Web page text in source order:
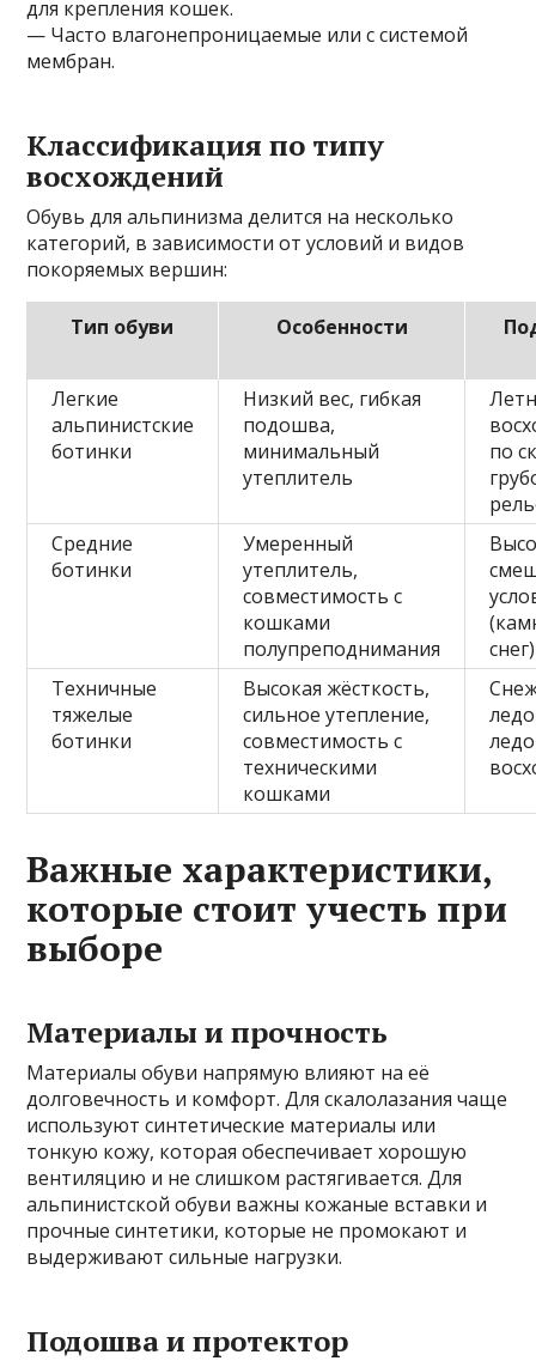
для крепления кошек.
— Часто влагонепроницаемые или с системой
мембран.
Классификация по типу
восхождений
Обувь для альпинизма делится на несколько
категорий, в зависимости от условий и видов
покоряемых вершин:
Тип обуви Особенности
Легкие
альпинистские
ботинки
Низкий вес, гибкая
подошва,
минимальный
утеплитель
по
Средние
ботинки
Умеренный
утеплитель,
совместимость с
кошками
полупреподнимания
снег)
Техничные
тяжелые
ботинки
Высокая жёсткость,
сильное утепление,
совместимость с
техническими
кошками
Важные характеристики,
которые стоит учесть при
выборе
Материалы и прочность
Материалы обуви напрямую влияют на её
долговечность и комфорт. Для скалолазания чаще
используют синтетические материалы или
тонкую кожу, которая обеспечивает хорошую
вентиляцию и не слишком растягивается. Для
альпинистской обуви важны кожаные вставки и
прочные синтетики, которые не промокают и
выдерживают сильные нагрузки.
Подошва и протектор